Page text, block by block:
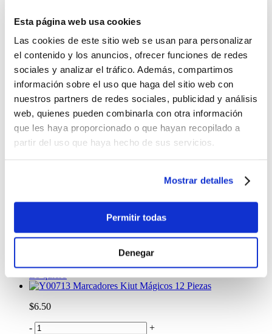
Esta página web usa cookies
Las cookies de este sitio web se usan para personalizar
el contenido y los anuncios, ofrecer funciones de redes
sociales y analizar el tráfico. Además, compartimos
información sobre el uso que haga del sitio web con
nuestros partners de redes sociales, publicidad y análisis
web, quienes pueden combinarla con otra información
que les haya proporcionado o que hayan recopilado a
partir del uso que haya hecho de sus servicios.
Mostrar detalles
Permitir todas
Denegar
$4.20
-
+
Lo quiero
Marcadores Staedtler 325WP 12 Piezas
$4.75
+
Lo quiero
Marcadores Norma Lavables 12 Piezas
$5.75
Lo quiero
Marcadores Kiut Mágicos 12 Piezas
$6.50
-
+